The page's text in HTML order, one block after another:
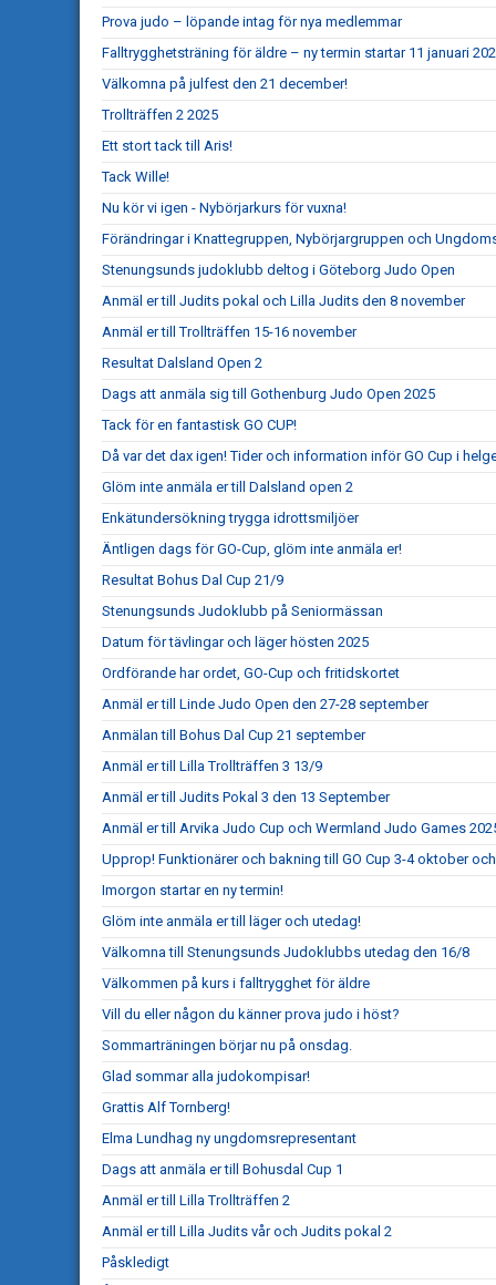
Prova judo – löpande intag för nya medlemmar
Falltrygghetsträning för äldre – ny termin startar 11 januari
Välkomna på julfest den 21 december!
Trollträffen 2 2025
Ett stort tack till Aris!
Tack Wille!
Nu kör vi igen - Nybörjarkurs för vuxna!
Förändringar i Knattegruppen, Nybörjargruppen och
Stenungsunds judoklubb deltog i Göteborg Judo Open
Anmäl er till Judits pokal och Lilla Judits den 8 november
Anmäl er till Trollträffen 15-16 november
Resultat Dalsland Open 2
Dags att anmäla sig till Gothenburg Judo Open 2025
Tack för en fantastisk GO CUP!
Då var det dax igen! Tider och information inför GO Cup i
Glöm inte anmäla er till Dalsland open 2
Enkätundersökning trygga idrottsmiljöer
Äntligen dags för GO-Cup, glöm inte anmäla er!
Resultat Bohus Dal Cup 21/9
Stenungsunds Judoklubb på Seniormässan
Datum för tävlingar och läger hösten 2025
Ordförande har ordet, GO-Cup och fritidskortet
Anmäl er till Linde Judo Open den 27-28 september
Anmälan till Bohus Dal Cup 21 september
Anmäl er till Lilla Trollträffen 3 13/9
Anmäl er till Judits Pokal 3 den 13 September
Anmäl er till Arvika Judo Cup och Wermland Judo Games
Upprop! Funktionärer och bakning till GO Cup 3-4 oktober
Imorgon startar en ny termin!
Glöm inte anmäla er till läger och utedag!
Välkomna till Stenungsunds Judoklubbs utedag den 16/8
Välkommen på kurs i falltrygghet för äldre
Vill du eller någon du känner prova judo i höst?
Sommarträningen börjar nu på onsdag.
Glad sommar alla judokompisar!
Grattis Alf Tornberg!
Elma Lundhag ny ungdomsrepresentant
Dags att anmäla er till Bohusdal Cup 1
Anmäl er till Lilla Trollträffen 2
Anmäl er till Lilla Judits vår och Judits pokal 2
Påskledigt